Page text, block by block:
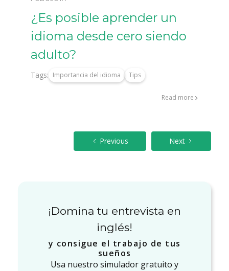
¿Es posible aprender un
idioma desde cero siendo
adulto?
Tags: Importancia del idioma Tips
Read more
Previous Next
¡Domina tu entrevista en
inglés!
y consigue el trabajo de tus
sueños
Usa nuestro simulador gratuito y